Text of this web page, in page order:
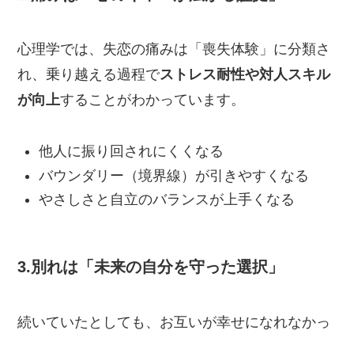
心理学では、失恋の痛みは「喪失体験」に分類さ
れ、乗り越える過程でストレス耐性や対人スキル
が向上することがわかっています。
他人に振り回されにくくなる
バウンダリー（境界線）が引きやすくなる
やさしさと自立のバランスが上手くなる
3.別れは「未来の自分を守った選択」
続いていたとしても、お互いが幸せになれなかっ